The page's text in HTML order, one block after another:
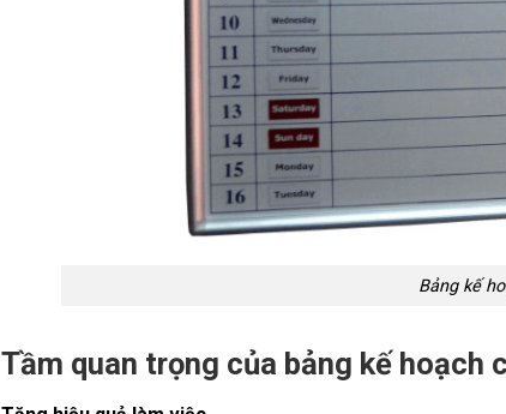
Bảng kế
Tầm quan trọng của bảng kế hoạch